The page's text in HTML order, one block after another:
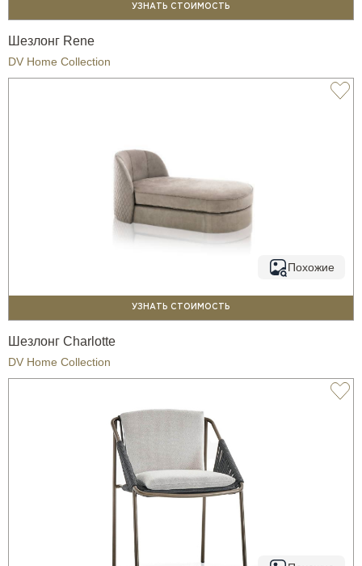
УЗНАТЬ СТОИМОСТЬ
Шезлонг Rene
DV Home Collection
Похожие
УЗНАТЬ СТОИМОСТЬ
Шезлонг Charlotte
DV Home Collection